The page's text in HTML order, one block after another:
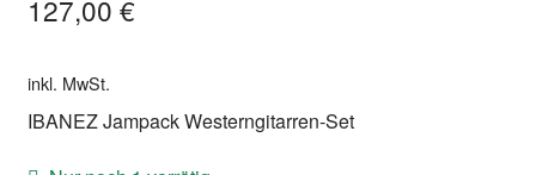
127,00 €
inkl. MwSt.
IBANEZ Jampack Westerngitarren-Set